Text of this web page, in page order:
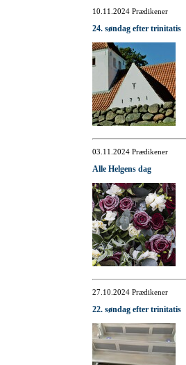
10.11.2024 Prædikener
24. søndag efter trinitatis
03.11.2024 Prædikener
Alle Helgens dag
27.10.2024 Prædikener
22. søndag efter trinitatis